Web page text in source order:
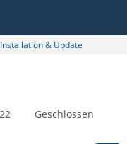
& Update
Geschlossen